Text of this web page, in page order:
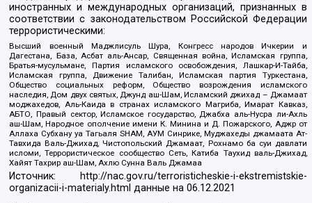
иностранных и международных организаций, признанных в
соответствии с законодательством Российской Федерации
террористическими:
Высший военный Маджлисуль Шура, Конгресс народов Ичкерии и
Дагестана, База, Асбат аль-Ансар, Священная война, Исламская группа,
Братья-мусульмане, Партия исламского освобождения, Лашкар-И-Тайба,
Исламская группа, Движение Талибан, Исламская партия Туркестана,
Общество социальных реформ, Общество возрождения исламского
наследия, Дом двух святых, Джунд аш-Шам, Исламский джихад – Джамаат
моджахедов, Аль-Каида в странах исламского Магриба, Имарат Кавказ,
АБТО, Правый сектор, Исламское государство, Джабха аль-Нусра ли-Ахль
аш-Шам, Народное ополчение имени К. Минина и Д. Пожарского, Аджр от
Аллаха Субхану уа Тагьаля SHAM, АУМ Синрике, Муджахеды джамаата Ат-
Тавхида Валь-Джихад, Чистопольский Джамаат, Рохнамо ба суи давлати
исломи, Террористическое сообщество Сеть, Катиба Таухид валь-Джихад,
Хайят Тахрир аш-Шам, Ахлю Сунна Валь Джамаа
Источник:
http://nac.gov.ru/terroristicheskie-i-ekstremistskie-
organizacii-i-materialy.html данные на06.12.2021